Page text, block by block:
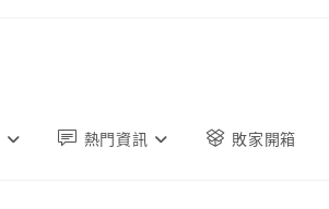
熱門資訊 敗家開箱